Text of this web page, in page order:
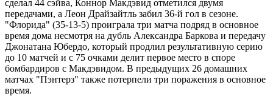
сделал 44 сэйва, Коннор Макдэвид отметился двумя
передачами, а Леон Драйзайтль забил 36-й гол в сезоне.
"Флорида" (35-13-5) проиграла три матча подряд в основное
время дома несмотря на дубль Александра Баркова и передачу
Джонатана Юбердо, который продлил результативную серию
до 10 матчей и с 75 очками делит первое место в споре
бомбардиров с Макдэвидом. В предыдущих 26 домашних
матчах "Пэнтерз" также потерпели три поражения в основное
время.